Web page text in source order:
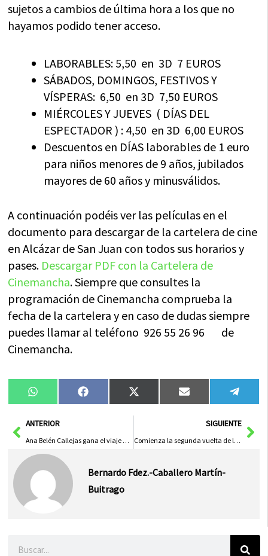
sujetos a cambios de última hora a los que no
hayamos podido tener acceso.
LABORABLES: 5,50 en 3D 7 EUROS
SÁBADOS, DOMINGOS, FESTIVOS Y
VÍSPERAS: 6,50 en 3D 7,50 EUROS
MIÉRCOLES Y JUEVES ( DÍAS DEL
ESPECTADOR ) : 4,50 en 3D 6,00 EUROS
Descuentos en DÍAS laborables de 1 euro
para niños menores de 9 años, jubilados
mayores de 60 años y minusválidos.
A continuación podéis ver las películas en el
documento para descargar de la cartelera de cine
en Alcázar de San Juan con todos sus horarios y
pases. Descargar PDF con la Cartelera de
Cinemancha. Siempre que consultes la
programación de Cinemancha comprueba la
fecha de la cartelera y en caso de dudas siempre
puedes llamar al teléfono 926 55 26 96 de
Cinemancha.
Compartir
en
WhatsAppCompartir
en
FacebookCompartir
en
X
(Twitter)
Compartir
en
Email
en
AntANTERIOR
Ana Belén Callejas gana el viaje de la asociación del Comercio de Herencia
SIGUIENTE
Comienza la segunda vuelta de la liga Mancha Centro de baloncesto
Bernardo Fdez.-Caballero Martín-
Buitrago